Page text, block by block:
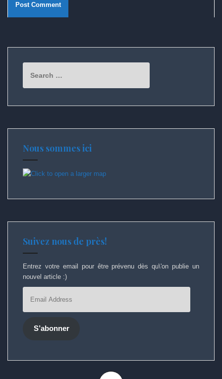
for:
Nous sommes ici
Suivez nous de près!
Entrez votre email pour être prévenu dès qu\'on publie un
nouvel article :)
Address
S’abonner